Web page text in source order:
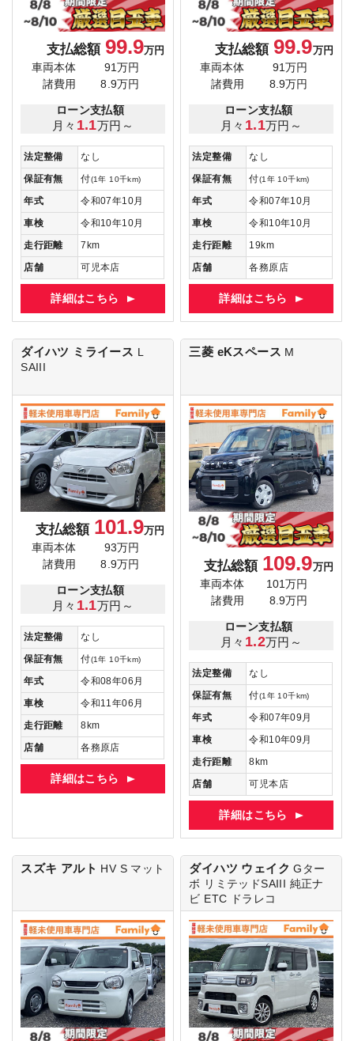
支払総額 99.9万円
車両本体
91万円
諸費用
8.9万円
ローン支払額
月々 1.1万円～
法定整備
なし
保証有無
付(1年 10千km)
年式
令和07年10月
車検
令和10年10月
走行距離
7km
店舗
可児本店
詳細はこちら
支払総額 99.9万円
車両本体
91万円
諸費用
8.9万円
ローン支払額
月々 1.1万円～
法定整備
なし
保証有無
付(1年 10千km)
年式
令和07年10月
車検
令和10年10月
走行距離
19km
店舗
各務原店
詳細はこちら
ダイハツ ミライース L
SAIII
支払総額 101.9万円
車両本体
93万円
諸費用
8.9万円
ローン支払額
月々 1.1万円～
法定整備
なし
保証有無
付(1年 10千km)
年式
令和08年06月
車検
令和11年06月
走行距離
8km
店舗
各務原店
詳細はこちら
三菱 eKスペース M
支払総額 109.9万円
車両本体
101万円
諸費用
8.9万円
ローン支払額
月々 1.2万円～
法定整備
なし
保証有無
付(1年 10千km)
年式
令和07年09月
車検
令和10年09月
走行距離
8km
店舗
可児本店
詳細はこちら
スズキ アルト HV S マット ダイハツ ウェイクGター
ボ リミテッドSAIII
純正ナ
ビ ETC ドラレコ